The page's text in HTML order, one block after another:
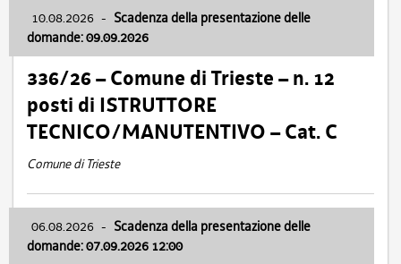
10.08.2026 - Scadenza della presentazione delle
domande: 09.09.2026
336/26 – Comune di Trieste – n. 12
posti di ISTRUTTORE
TECNICO/MANUTENTIVO – Cat. C
Comune di Trieste
06.08.2026 - Scadenza della presentazione delle
domande: 07.09.2026 12:00